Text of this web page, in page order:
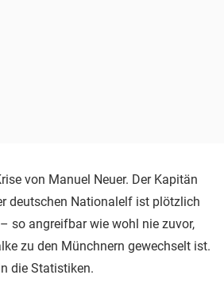
von Manuel Neuer. Der Kapitän
deutschen Nationalelf ist plötzlich
so angreifbar wie wohl nie zuvor,
zu den Münchnern gewechselt ist.
die Statistiken.